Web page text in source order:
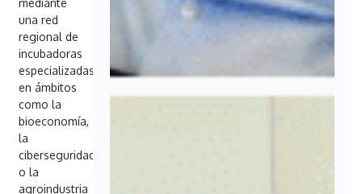
mediante
una red
regional de
incubadoras
especializadas
en ámbitos
como la
bioeconomía,
la
ciberseguridad
o la
agroindustria